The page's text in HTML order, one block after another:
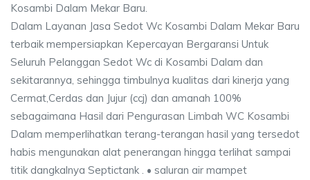
Kosambi Dalam Mekar Baru.
Dalam Layanan Jasa Sedot Wc Kosambi Dalam Mekar Baru
terbaik mempersiapkan Kepercayan Bergaransi Untuk
Seluruh Pelanggan Sedot Wc di Kosambi Dalam dan
sekitarannya, sehingga timbulnya kualitas dari kinerja yang
Cermat,Cerdas dan Jujur (ccj) dan amanah 100%
sebagaimana Hasil dari Pengurasan Limbah WC Kosambi
Dalam memperlihatkan terang-terangan hasil yang tersedot
habis mengunakan alat penerangan hingga terlihat sampai
titik dangkalnya Septictank . • saluran air mampet